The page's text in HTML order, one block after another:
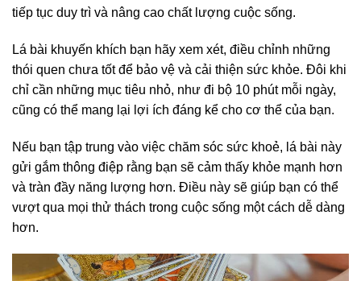
tiếp tục duy trì và nâng cao chất lượng cuộc sống.
Lá bài khuyến khích bạn hãy xem xét, điều chỉnh những
thói quen chưa tốt để bảo vệ và cải thiện sức khỏe. Đôi khi
chỉ cần những mục tiêu nhỏ, như đi bộ 10 phút mỗi ngày,
cũng có thể mang lại lợi ích đáng kể cho cơ thể của bạn.
Nếu bạn tập trung vào việc chăm sóc sức khoẻ, lá bài này
gửi gắm thông điệp rằng bạn sẽ cảm thấy khỏe mạnh hơn
và tràn đầy năng lượng hơn. Điều này sẽ giúp bạn có thể
vượt qua mọi thử thách trong cuộc sống một cách dễ dàng
hơn.